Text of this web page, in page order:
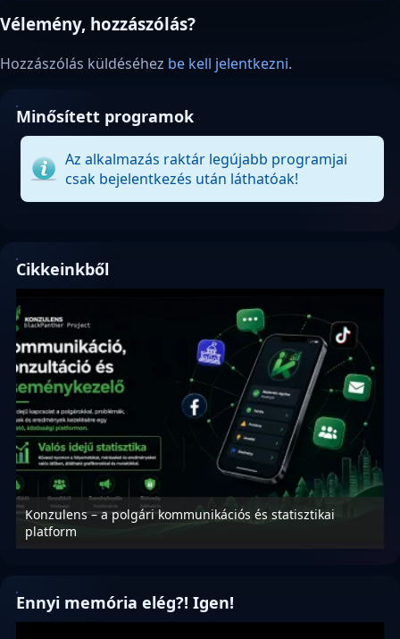
Vélemény, hozzászólás?
Hozzászólás küldéséhez be kell jelentkezni.
Minősített programok
Az alkalmazás raktár legújabb programjai
csak bejelentkezés után láthatóak!
Cikkeinkből
Konzulens – a polgári kommunikációs és statisztikai
platform
Ennyi memória elég?! Igen!